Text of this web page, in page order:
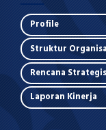
Profile
Struktur
Rencana Strategis
Laporan Kinerja